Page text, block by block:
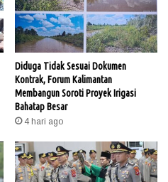
Diduga Tidak Sesuai Dokumen
Kontrak, Forum Kalimantan
Membangun Soroti Proyek Irigasi
Bahatap Besar
4 hari ago